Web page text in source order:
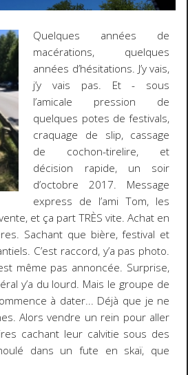
Quelques années de
macérations, quelques
années d’hésitations. J’y vais,
j’y vais pas. Et - sous
l’amicale pression de
quelques potes de festivals,
craquage de slip, cassage
de cochon-tirelire, et
décision rapide, un soir
d’octobre 2017. Message
express de l’ami Tom, les
et ça part TRÈS vite. Achat en
Sachant que bière, festival et
C’est raccord, y’a pas photo.
même pas annoncée. Surprise,
y’a du lourd. Mais le groupe de
à dater... Déjà que je ne
Alors vendre un rein pour aller
cachant leur calvitie sous des
dans un fute en skaï, que